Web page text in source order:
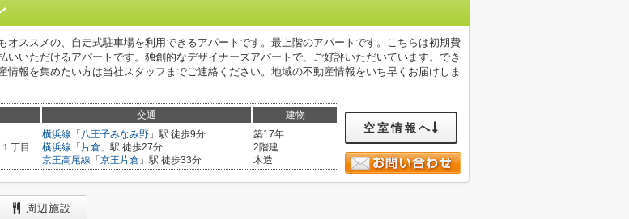
オススメの、自走式駐車場を利用できるアパートです。最上階のアパートです。こちらは初期費
いいただけるアパートです。独創的なデザイナーズアパートで、ご好評いただいています。でき
情報を集めたい方は当社スタッフまでご連絡ください。地域の不動産情報をいち早くお届けしま
交通 建物
１丁目
横浜線 「 八王子みなみ野 」駅 徒歩9分
横浜線 「 片倉 」駅 徒歩27分
京王高尾線 「 京王片倉 」駅 徒歩33分
築17年
2階建
木造
空室情報へ
周辺施設